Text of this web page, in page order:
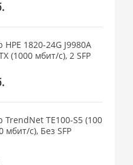
1820-24G J9980A
(1000 мбит/с), 2 SFP
TrendNet TE100-S5 (100
мбит/с), Без SFP